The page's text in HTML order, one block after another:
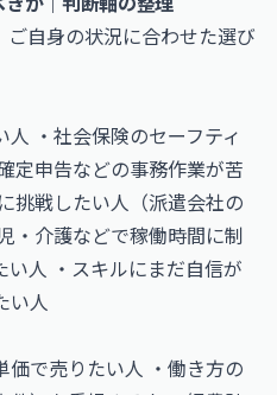
ご自身の状況に合わせた選び
人 ・社会保険のセーフティ
定申告などの事務作業が苦
挑戦したい人（派遣会社の
・介護などで稼働時間に制
人 ・スキルにまだ自信が
い人
価で売りたい人 ・働き方の